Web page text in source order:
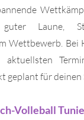
Laune,
Wettbewerb. Bei
geplant für deinen
Volleball